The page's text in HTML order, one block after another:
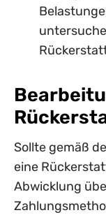
Sollte gemäß
eine
Abwicklung